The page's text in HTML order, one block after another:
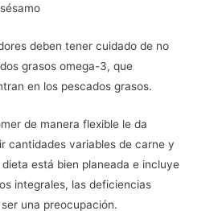
deben tener cuidado de no
grasos omega-3, que
en los pescados grasos.
de manera flexible le da
cantidades variables de carne y
está bien planeada e incluye
integrales, las deficiencias
una preocupación.